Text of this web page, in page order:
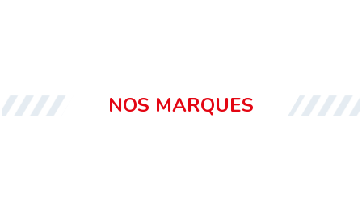
NOS MARQUES